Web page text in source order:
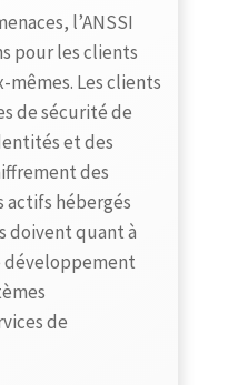
l’ANSSI
pour les clients
mêmes. Les clients
de sécurité de
et des
des
actifs hébergés
doivent quant à
développement
de